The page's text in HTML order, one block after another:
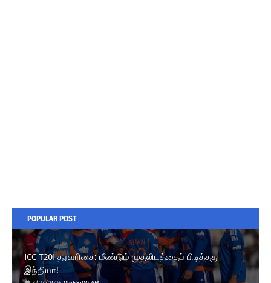
POPULAR POST
ICC T20I தரவரிசை: மீண்டும் முதலிடத்தைப் பிடித்தது
இந்தியா!